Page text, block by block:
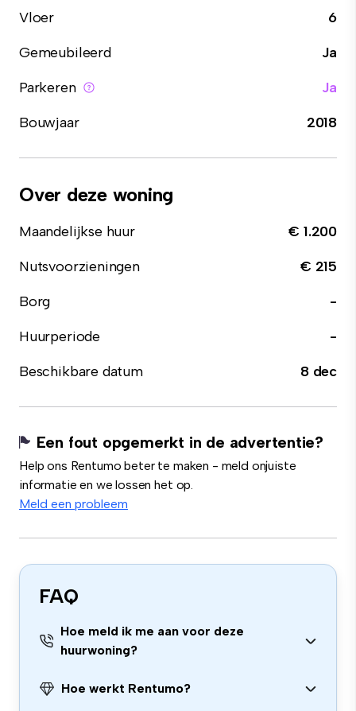
Vloer
6
Gemeubileerd
Ja
Parkeren
Ja
Bouwjaar
2018
Over deze woning
Maandelijkse huur
€ 1.200
Nutsvoorzieningen
€ 215
Borg
-
Huurperiode
-
Beschikbare datum
8 dec
Een fout opgemerkt in de advertentie?
Help ons Rentumo beter te maken - meld onjuiste
informatie en we lossen het op.
Meld een probleem
FAQ
Hoe meld ik me aan voor deze
huurwoning?
Hoe werkt Rentumo?